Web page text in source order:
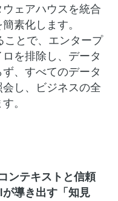
ェアハウスを統合
素化します。
とで、エンタープ
を排除し、データ
、すべてのデータ
し、ビジネスの全
。
ンテキストと信頼
導き出す「知見